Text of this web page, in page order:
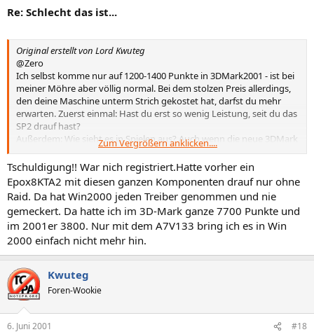
Arbeitsspeichergröße) einstellen, wobei sie fest sein sollte ->
wirken. Auf deinem System läuft ja auch noch W98 mit. Wenn du
das entbehren kannst, ist W2K auch noch wesentlich schneller, dank
NTFS-Dateisystem. Es gibt noch andere Möglichkeiten, W2K
spieletauglicher zu machen. Wenn es dich - oder andere -
interessiert, können wir ja einen eigenen Thread eröffnen.
Re: Schlecht das ist...
Original erstellt von Lord Kwuteg
@Zero
Ich selbst komme nur auf 1200-1400 Punkte in 3DMark2001 - ist bei
meiner Möhre aber völlig normal. Bei dem stolzen Preis allerdings,
den deine Maschine unterm Strich gekostet hat, darfst du mehr
erwarten. Zuerst einmal: Hast du erst so wenig Leistung, seit du das
SP2 drauf hast?
Außerdem: Wie sieht es in Spielen aus? Auch wenn die neue 3DMark
die Leistung realistischer erfaßt als die alte, so liefert sie doch nur
theoretische Werte (siehe schlechtes Abschneiden der Mega-Karten
mit Kyro2!). Vergiß übrigens nicht, daß die absoluten Spitzenwerte
nur von GF3-Besitzern eingefahren werden, da die neue 3DMark die
GF3-Features hoch bewertet.
Was du tun kannst: Ich benutze das X-Setup von
http://www.xteq.com/
um mein Windows optimal abzustimmen. Wenn du ein wenig
Ahnung vom System hast (d.h. du mußt kein Freak sein, ein wenig
Ahnung halt), kannst du mit diesem Tool eine Menge Feintuning
vornehmen. Gerade in W2K ist viel Performance vergraben. Die
einzelnen Optionen sind selbsterklärend und ich kann von diesem
Programm nur Positives berichten.
Im Übrigen kannst du mal nachsehen, ob deine Auslagerungsdatei
bremst. Du solltest ihre Größe auf 512 oder 768 MB (2x bis 3x deine
Zum Vergrößern anklicken....
Tschuldigung!! War nich registriert.Hatte vorher ein
Epox8KTA2 mit diesen ganzen Komponenten drauf nur ohne
Raid. Da hat Win2000 jeden Treiber genommen und nie
gemeckert. Da hatte ich im 3D-Mark ganze 7700 Punkte und
im 2001er 3800. Nur mit dem A7V133 bring ich es in Win
2000 einfach nicht mehr hin.
Kwuteg
Foren-Wookie
6. Juni 2001 #18